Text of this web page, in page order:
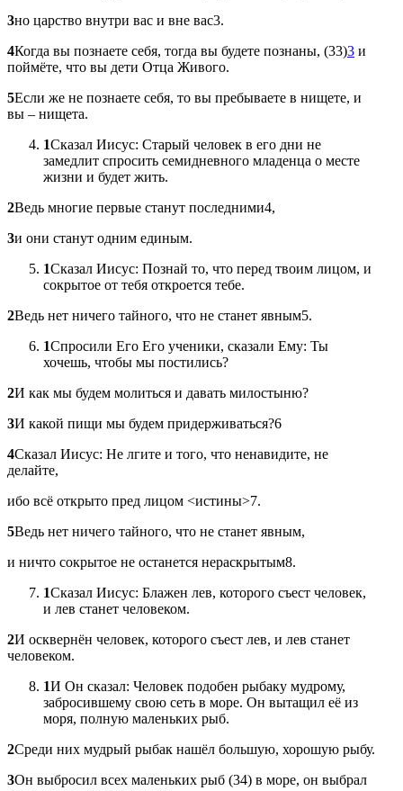
3но царство внутри вас и вне вас3.
4Когда вы познаете себя, тогда вы будете познаны, (33)3 и
поймёте, что вы дети Отца Живого.
5Если же не познаете себя, то вы пребываете в нищете, и
вы – нищета.
1Сказал Иисус: Старый человек в его дни не
замедлит спросить семидневного младенца о месте
жизни и будет жить.
2Ведь многие первые станут последними4,
3и они станут одним единым.
1Сказал Иисус: Познай то, что перед твоим лицом, и
сокрытое от тебя откроется тебе.
2Ведь нет ничего тайного, что не станет явным5.
1Спросили Его Его ученики, сказали Ему: Ты
хочешь, чтобы мы постились?
2И как мы будем молиться и давать милостыню?
3И какой пищи мы будем придерживаться?6
4Сказал Иисус: Не лгите и того, что ненавидите, не
делайте,
ибо всё открыто пред лицом <истины>7.
5Ведь нет ничего тайного, что не станет явным,
и ничто сокрытое не останется нераскрытым8.
1Сказал Иисус: Блажен лев, которого съест человек,
и лев станет человеком.
2И осквернён человек, которого съест лев, и лев станет
человеком.
1И Он сказал: Человек подобен рыбаку мудрому,
забросившему свою сеть в море. Он вытащил её из
моря, полную маленьких рыб.
2Среди них мудрый рыбак нашёл большую, хорошую рыбу.
3Он выбросил всех маленьких рыб (34) в море, он выбрал